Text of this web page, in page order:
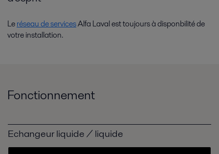
La demande d’eau potable est en constante augmentation dans le
Leréseau de servicesAlfa Laval est toujours à disponbilité de
votre installation.
Fonctionnement
Echangeur liquide / liquide